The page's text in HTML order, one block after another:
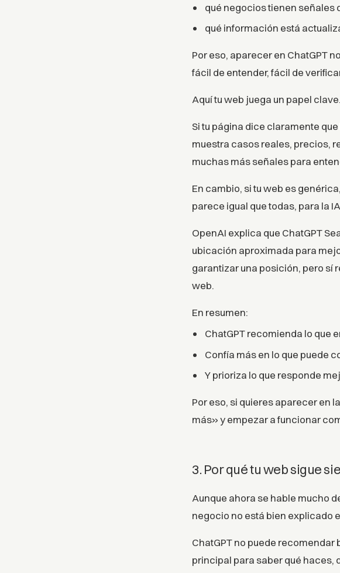
qué negocios tienen señales
qué información está
Por eso, aparecer en ChatGPT
fácil de entender, fácil de
Aquí tu web juega un papel clave.
Si tu página dice claramente
muestra casos reales, precios,
muchas más señales para
En cambio, si tu web es
parece igual que todas, para la
OpenAI explica que ChatGPT
ubicación aproximada para
garantizar una posición, pero sí
web.
En resumen:
ChatGPT recomienda lo que
Confía más en lo que puede
Y prioriza lo que responde
Por eso, si quieres aparecer en
más» y empezar a funcionar
3. Por qué tu web sigue
Aunque ahora se hable mucho
negocio no está bien explicado
ChatGPT no puede recomendar
principal para saber qué haces,